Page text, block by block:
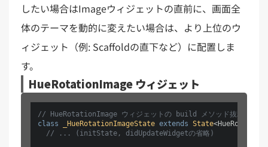
したい場合はImageウィジェットの直前に、画面全
体のテーマを動的に変えたい場合は、より上位のウ
ィジェット（例: Scaffoldの直下など）に配置しま
す。
HueRotationImage ウィジェット
// HueRotationImage ウィジェットの build メソッド抜粋
class
_HueRotationImageState extends State
// ... (initState, didUpdateWidgetの省略)